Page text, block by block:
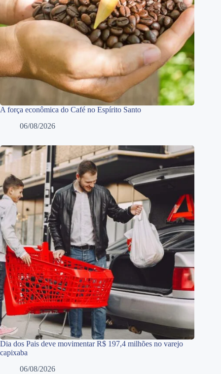
A força econômica do Café no Espírito Santo
06/08/2026
Dia dos Pais deve movimentar R$ 197,4 milhões no varejo
capixaba
06/08/2026